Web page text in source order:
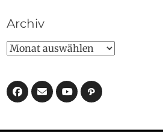
Archiv
Archiv
Facebook
E-
MailYouTube
Pfad